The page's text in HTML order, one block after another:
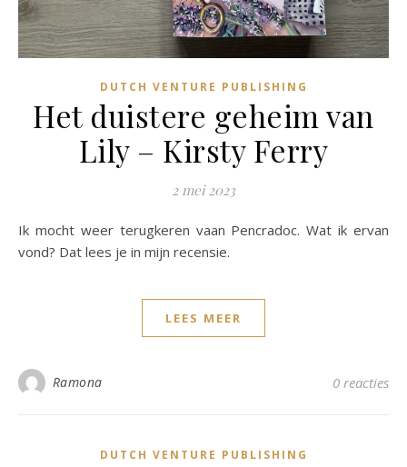
DUTCH VENTURE PUBLISHING
Het duistere geheim van
Lily – Kirsty Ferry
2 mei 2023
Ik mocht weer terugkeren vaan Pencradoc. Wat ik ervan
vond? Dat lees je in mijn recensie.
LEES MEER
Ramona 0 reacties
DUTCH VENTURE PUBLISHING